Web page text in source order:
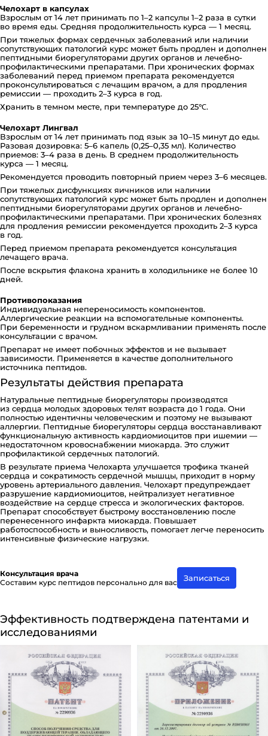
Челохарт в капсулах
Взрослым от 14 лет принимать по 1–2 капсулы 1–2 раза в сутки
во время еды. Средняя продолжительность курса — 1 месяц.
При тяжелых формах сердечных заболеваний или наличии
сопутствующих патологий курс может быть продлен и дополнен
пептидными биорегуляторами других органов и лечебно-
профилактическими препаратами. При хронических формах
заболеваний перед приемом препарата рекомендуется
проконсультироваться с лечащим врачом, а для продления
ремиссии — проходить 2–3 курса в год.
Хранить в темном месте, при температуре до 25℃.
Челохарт Лингвал
Взрослым от 14 лет принимать под язык за 10–15 минут до еды.
Разовая дозировка: 5–6 капель (0,25–0,35 мл). Количество
приемов: 3–4 раза в день. В среднем продолжительность
курса — 1 месяц.
Рекомендуется проводить повторный прием через 3–6 месяцев.
При тяжелых дисфункциях яичников или наличии
сопутствующих патологий курс может быть продлен и дополнен
пептидными биорегуляторами других органов и лечебно-
профилактическими препаратами. При хронических болезнях
для продления ремиссии рекомендуется проходить 2–3 курса
в год.
Перед приемом препарата рекомендуется консультация
лечащего врача.
После вскрытия флакона хранить в холодильнике не более 10
дней.
Противопоказания
Индивидуальная непереносимость компонентов.
Аллергические реакции на вспомогательные компоненты.
При беременности и грудном вскармливании применять после
консультации с врачом.
Препарат не имеет побочных эффектов и не вызывает
зависимости. Применяется в качестве дополнительного
источника пептидов.
Результаты действия препарата
Натуральные пептидные биорегуляторы производятся
из сердца молодых здоровых телят возраста до 1 года. Они
полностью идентичны человеческим и поэтому не вызывают
аллергии. Пептидные биорегуляторы сердца восстанавливают
функциональную активность кардиомиоцитов при ишемии —
недостаточном кровоснабжении миокарда. Это служит
профилактикой сердечных патологий.
В результате приема Челохарта улучшается трофика тканей
сердца и сократимость сердечной мышцы, приходит в норму
уровень артериального давления. Челохарт предупреждает
разрушение кардиомиоцитов, нейтрализует негативное
воздействие на сердце стресса и экологических факторов.
Препарат способствует быстрому восстановлению после
перенесенного инфаркта миокарда. Повышает
работоспособность и выносливость, помогает легче переносить
интенсивные физические нагрузки.
Консультация врача
Составим курс пептидов персонально для вас
Записаться
Эффективность подтверждена патентами и
исследованиями